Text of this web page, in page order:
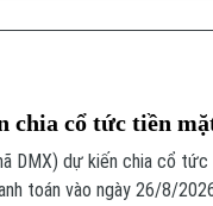
chia cổ tức tiền
DMX) dự kiến chia cổ
toán vào ngày 26/8/